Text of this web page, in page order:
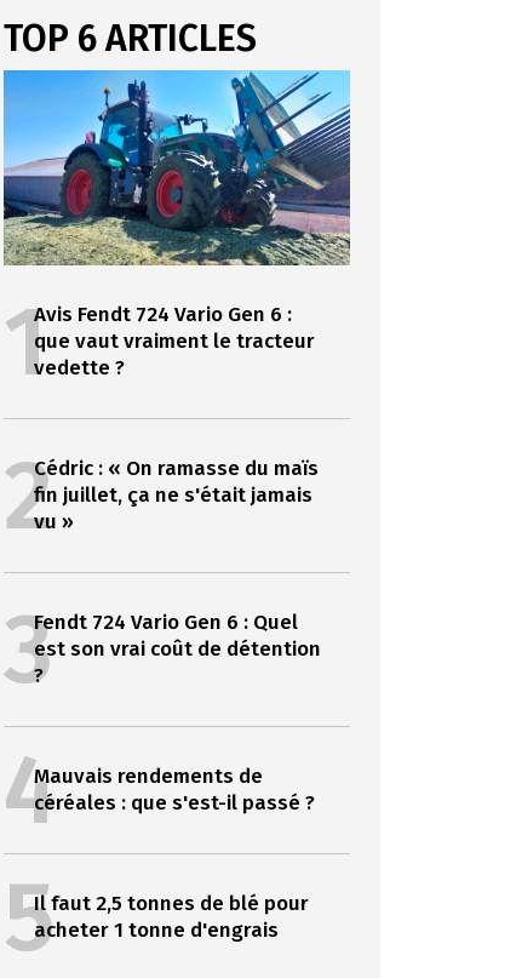
TOP 6 ARTICLES
1Avis Fendt 724 Vario Gen 6 :
que vaut vraiment le tracteur
vedette ?
2Cédric : « On ramasse du maïs
fin juillet, ça ne s'était jamais
vu »
3Fendt 724 Vario Gen 6 : Quel
est son vrai coût de détention
?
4Mauvais rendements de
céréales : que s'est-il passé ?
5Il faut 2,5 tonnes de blé pour
acheter 1 tonne d'engrais